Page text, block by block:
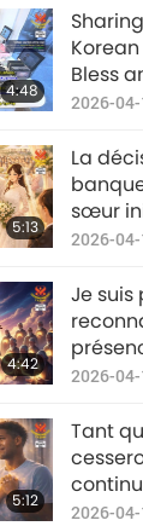
43:10
40:49
38:38
40:25
4:48
Bless
in
2026-
5:13
La
sœur
(ou de
fête où
karma
2026-
4:42
Je
aussi
tous
passé,
2026-
5:12
Tant
2026-